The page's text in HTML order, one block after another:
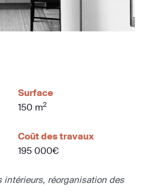
Surface
150 m2
Coût des travaux
195 000€
intérieurs, réorganisation des